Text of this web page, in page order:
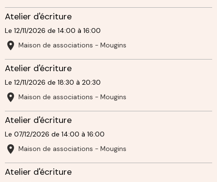
Atelier d'écriture
Le 12/11/2026 de 14:00 à 16:00
Maison de associations - Mougins
Atelier d'écriture
Le 12/11/2026 de 18:30 à 20:30
Maison de associations - Mougins
Atelier d'écriture
Le 07/12/2026 de 14:00 à 16:00
Maison de associations - Mougins
Atelier d'écriture